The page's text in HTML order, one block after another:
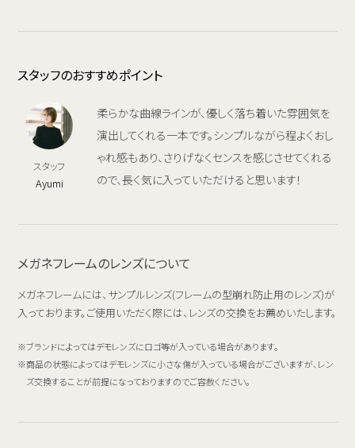
スタッフのおすすめポイント
スタッフ
Ayumi
柔らかな曲線ラインが、優しく落ち着いた雰囲気を
演出してくれる一本です。シンプルながら程よくおし
ゃれ感もあり、さりげなくセンスを感じさせてくれる
ので、長く気に入っていただけると思います！
メガネフレームのレンズについて
メガネフレームには、サンプルレンズ(フレームの型崩れ防止用のレンズ)が
入っております。ご使用いただく際には、レンズの交換をお薦めいたします。
ブランドによってはデモレンズにロゴ等が入っている場合があります。
商品の状態によってはデモレンズに小さな傷が入っている場合がございますが、レン
ズ交換することが前提になっておりますのでご容赦ください。